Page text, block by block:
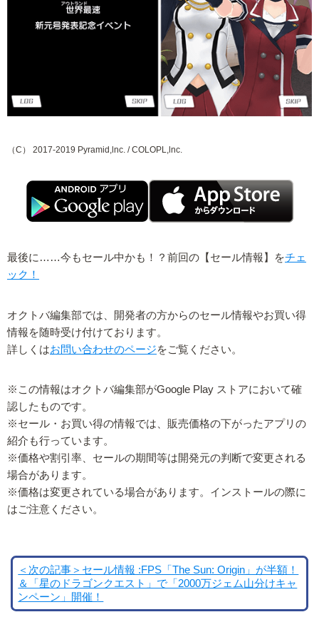
（C） 2017-2019 Pyramid,lnc. / COLOPL,lnc.
最後に……今もセール中かも！？前回の【セール情報】をチェ
ック！
オクトバ編集部では、開発者の方からのセール情報やお買い得
情報を随時受け付けております。
詳しくはお問い合わせのページをご覧ください。
※この情報はオクトバ編集部がGoogle Play ストアにおいて確
認したものです。
※セール・お買い得の情報では、販売価格の下がったアプリの
紹介も行っています。
※価格や割引率、セールの期間等は開発元の判断で変更される
場合があります。
※価格は変更されている場合があります。インストールの際に
はご注意ください。
＜次の記事＞セール情報 :FPS「The Sun: Origin」が半額！
＆「星のドラゴンクエスト」で「2000万ジェム山分けキャ
ンペーン」開催！